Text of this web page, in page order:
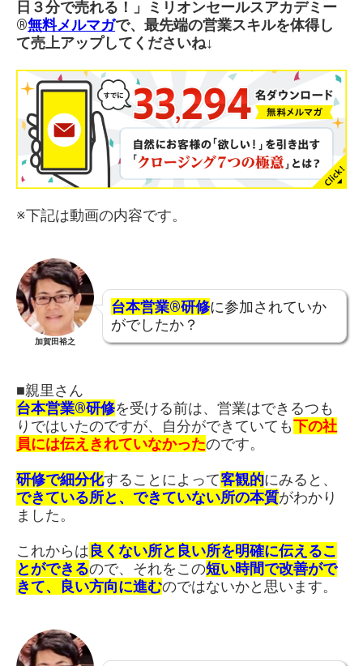
日３分で売れる！」ミリオンセールスアカデミー
®︎無料メルマガで、最先端の営業スキルを体得し
て売上アップしてくださいね↓
※下記は動画の内容です。
加賀田裕之
台本営業®研修に参加されていか
がでしたか？
■親里さん
台本営業®研修を受ける前は、営業はできるつも
りではいたのですが、自分ができていても下の社
員には伝えきれていなかったのです。
研修で細分化することによって客観的にみると、
できている所と、できていない所の本質がわかり
ました。
これからは良くない所と良い所を明確に伝えるこ
とができるので、それをこの短い時間で改善がで
きて、良い方向に進むのではないかと思います。